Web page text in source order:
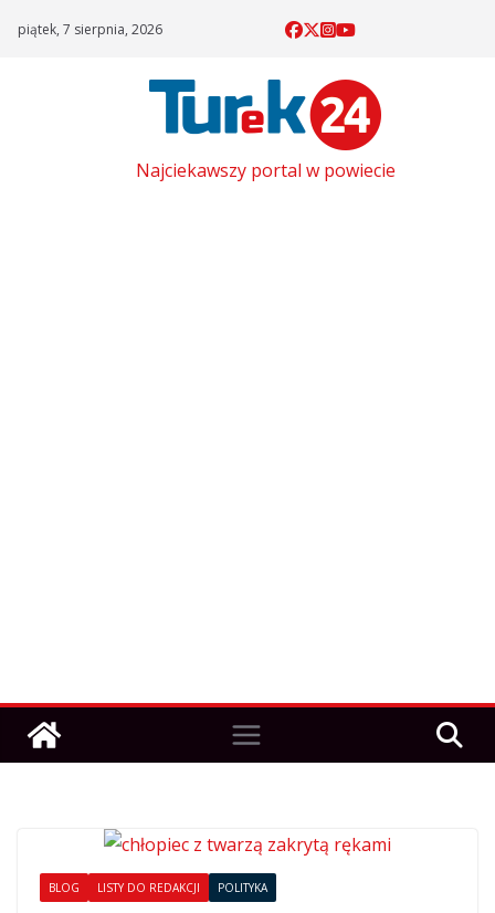
piątek, 7 sierpnia, 2026
Najciekawszy portal w powiecie
BLOG LISTY DO REDAKCJI POLITYKA